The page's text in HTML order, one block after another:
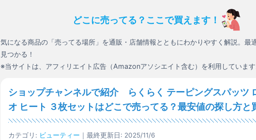
どこに売ってる？ここで買えます！
気になる商品の「売ってる場所」を通販・店舗情報とともにわかりやすく解説。最
見つかる！
※当サイトは、アフィリエイト広告（Amazonアソシエイト含む）を利用しています
ショップチャンネルで紹介 らくらく テーピングスパッツ
オ ヒート ３枚セットはどこで売ってる？最安値の探し方と
カテゴリ: ビューティー ｜最終更新日: 2025/11/6